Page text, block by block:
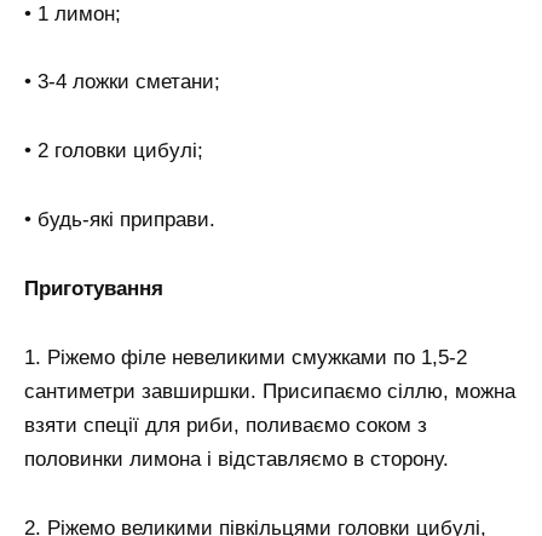
• 1 лимон;
• 3-4 ложки сметани;
• 2 головки цибулі;
• будь-які приправи.
Приготування
1. Ріжемо філе невеликими смужками по 1,5-2
сантиметри завширшки. Присипаємо сіллю, можна
взяти спеції для риби, поливаємо соком з
половинки лимона і відставляємо в сторону.
2. Ріжемо великими півкільцями головки цибулі,